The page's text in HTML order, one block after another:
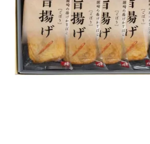
福袋
お誕生日祝い・長寿祝い